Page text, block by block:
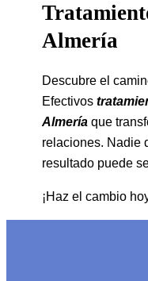
Almería
Descubre el
Efectivos
Almería que
relaciones. Nadie
resultado puede
¡Haz el cambio